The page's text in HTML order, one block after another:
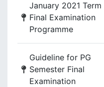
January 2021 Term
Final Examination
Programme
Guideline for PG
Semester Final
Examination